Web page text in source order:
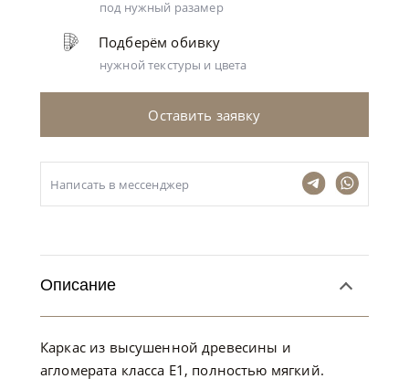
под нужный разамер
Подберём обивку
нужной текстуры и цвета
Оставить заявку
Написать в мессенджер
Описание
Каркас из высушенной древесины и
агломерата класса Е1, полностью мягкий.